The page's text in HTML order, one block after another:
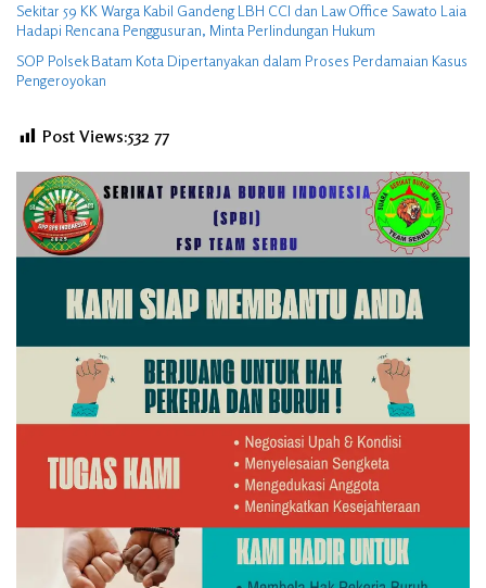
Sekitar 59 KK Warga Kabil Gandeng LBH CCI dan Law Office Sawato Laia
Hadapi Rencana Penggusuran, Minta Perlindungan Hukum
SOP Polsek Batam Kota Dipertanyakan dalam Proses Perdamaian Kasus
Pengeroyokan
Post Views:532 77